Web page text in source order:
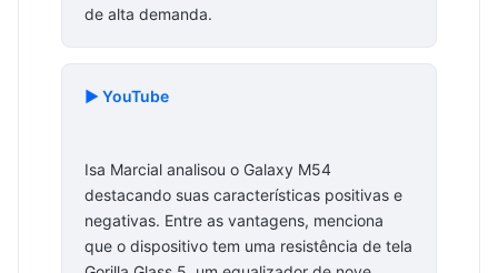
de alta demanda.
▶️ YouTube
Isa Marcial analisou o Galaxy M54
destacando suas características positivas e
negativas. Entre as vantagens, menciona
que o dispositivo tem uma resistência de tela